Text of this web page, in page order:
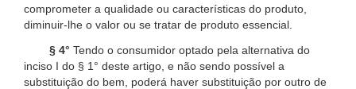
comprometer a qualidade ou características do produto,
diminuir-lhe o valor ou se tratar de produto essencial.
§ 4° Tendo o consumidor optado pela alternativa do
inciso I do § 1° deste artigo, e não sendo possível a
substituição do bem, poderá haver substituição por outro de